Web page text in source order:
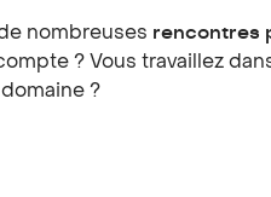
nombreuses rencontres
? Vous travaillez
?